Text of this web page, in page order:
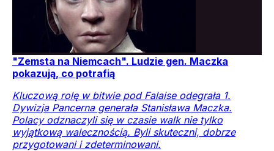
"Zemsta na Niemcach". Ludzie gen. Maczka
pokazują, co potrafią
Kluczową rolę w bitwie pod Falaise odegrała 1.
Dywizja Pancerna generała Stanisława Maczka.
Polacy odznaczyli się w czasie walk nie tylko
wyjątkową walecznością. Byli skuteczni, dobrze
przygotowani i zdeterminowani.